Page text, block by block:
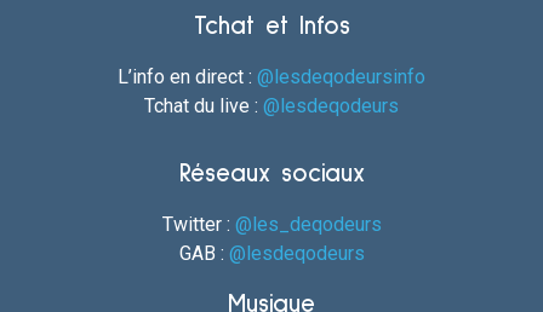
Tchat et Infos
L’info en direct : @lesdeqodeursinfo
Tchat du live : @lesdeqodeurs
Réseaux sociaux
Twitter : @les_deqodeurs
GAB : @lesdeqodeurs
Musique